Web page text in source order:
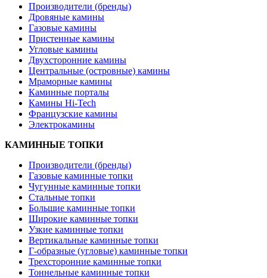
Производители (бренды)
Дровяные камины
Газовые камины
Пристенные камины
Угловые камины
Двухсторонние камины
Центральные (островные) камины
Мраморные камины
Каминные порталы
Камины Hi-Tech
Французские камины
Электрокамины
КАМИННЫЕ ТОПКИ
Производители (бренды)
Газовые каминные топки
Чугунные каминные топки
Стальные топки
Большие каминные топки
Широкие каминные топки
Узкие каминные топки
Вертикальные каминные топки
Г-образные (угловые) каминные топки
Трехсторонние каминные топки
Тоннельные каминные топки